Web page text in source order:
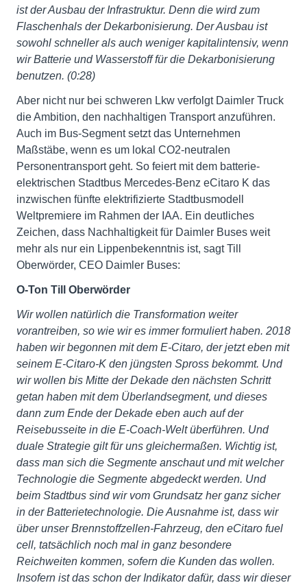
ist der Ausbau der Infrastruktur. Denn die wird zum
Flaschenhals der Dekarbonisierung. Der Ausbau ist
sowohl schneller als auch weniger kapitalintensiv, wenn
wir Batterie und Wasserstoff für die Dekarbonisierung
benutzen. (0:28)
Aber nicht nur bei schweren Lkw verfolgt Daimler Truck
die Ambition, den nachhaltigen Transport anzuführen.
Auch im Bus-Segment setzt das Unternehmen
Maßstäbe, wenn es um lokal CO2-neutralen
Personentransport geht. So feiert mit dem batterie-
elektrischen Stadtbus Mercedes-Benz eCitaro K das
inzwischen fünfte elektrifizierte Stadtbusmodell
Weltpremiere im Rahmen der IAA. Ein deutliches
Zeichen, dass Nachhaltigkeit für Daimler Buses weit
mehr als nur ein Lippenbekenntnis ist, sagt Till
Oberwörder, CEO Daimler Buses:
O-Ton Till Oberwörder
Wir wollen natürlich die Transformation weiter
vorantreiben, so wie wir es immer formuliert haben. 2018
haben wir begonnen mit dem E-Citaro, der jetzt eben mit
seinem E-Citaro-K den jüngsten Spross bekommt. Und
wir wollen bis Mitte der Dekade den nächsten Schritt
getan haben mit dem Überlandsegment, und dieses
dann zum Ende der Dekade eben auch auf der
Reisebusseite in die E-Coach-Welt überführen. Und
duale Strategie gilt für uns gleichermaßen. Wichtig ist,
dass man sich die Segmente anschaut und mit welcher
Technologie die Segmente abgedeckt werden. Und
beim Stadtbus sind wir vom Grundsatz her ganz sicher
in der Batterietechnologie. Die Ausnahme ist, dass wir
über unser Brennstoffzellen-Fahrzeug, den eCitaro fuel
cell, tatsächlich noch mal in ganz besondere
Reichweiten kommen, sofern die Kunden das wollen.
Insofern ist das schon der Indikator dafür, dass wir dieser